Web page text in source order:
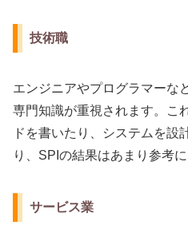
技術職
エンジニアやプログラマーな
専門知識が重視されます。こ
ドを書いたり、システムを設
り、SPIの結果はあまり参考
サービス業